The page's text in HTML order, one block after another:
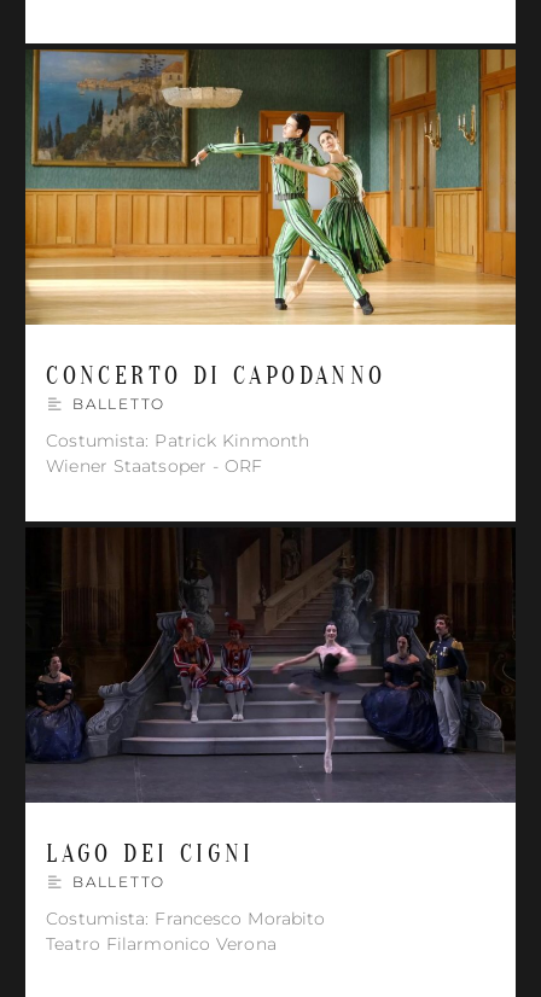
CONCERTO DI CAPODANNO
BALLETTO
Costumista: Patrick Kinmonth
Wiener Staatsoper - ORF
LAGO DEI CIGNI
BALLETTO
Costumista: Francesco Morabito
Teatro Filarmonico Verona